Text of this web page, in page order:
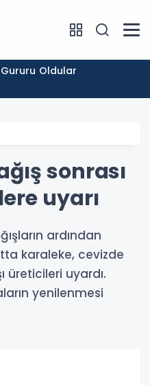
Gururu Oldular
sonrası
uyarı
ardından
karaleke, cevizde
üreticileri uyardı.
yenilenmesi